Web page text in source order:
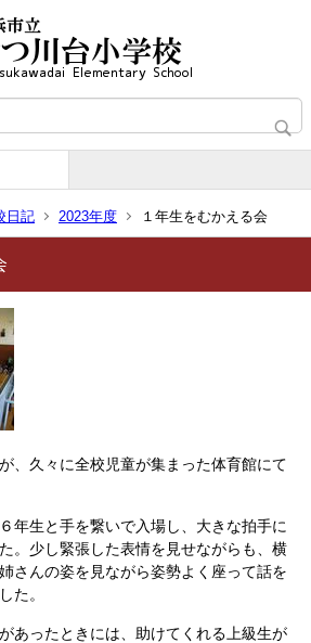
日記 2023年度 １年生をむかえる会
、久々に全校児童が集まった体育館にて
年生と手を繋いで入場し、大きな拍手に
。少し緊張した表情を見せながらも、横
さんの姿を見ながら姿勢よく座って話を
た。
あったときには、助けてくれる上級生が